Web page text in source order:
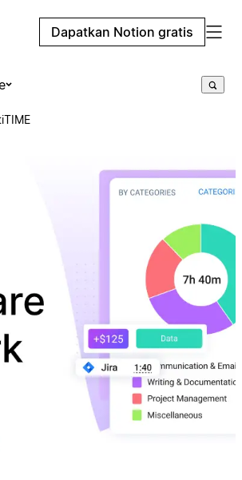
Dapatkan Notion gratis